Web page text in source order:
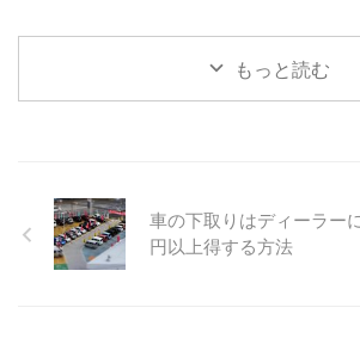
もっと読む
車の下取りはディーラー
円以上得する方法